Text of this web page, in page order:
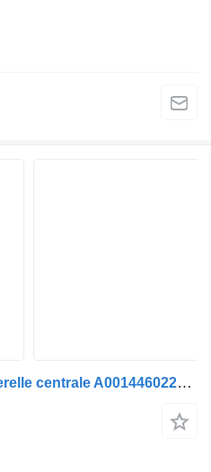
Unité de commande passerelle centrale A0014460227 pour tracteur routier Mercedes-Benz Actros